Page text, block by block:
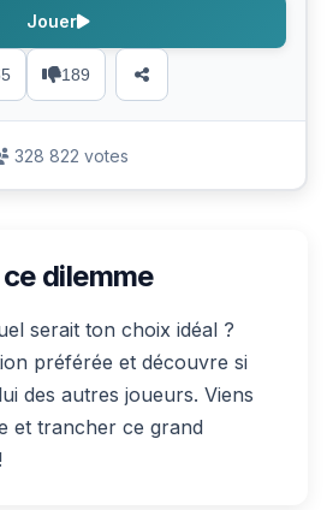
189
Jouer
328 822 votes
dilemme
serait ton choix idéal ?
préférée et découvre si
des autres joueurs. Viens
et trancher ce grand